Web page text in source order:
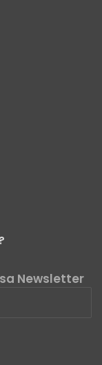
Newsletter